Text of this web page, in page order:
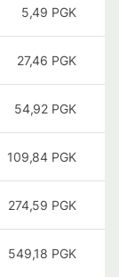
5,49 PGK
27,46 PGK
54,92 PGK
109,84 PGK
274,59 PGK
549,18 PGK